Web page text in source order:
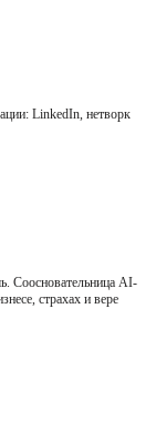
LinkedIn, нетворк
Соосновательница AI-
страхах и вере